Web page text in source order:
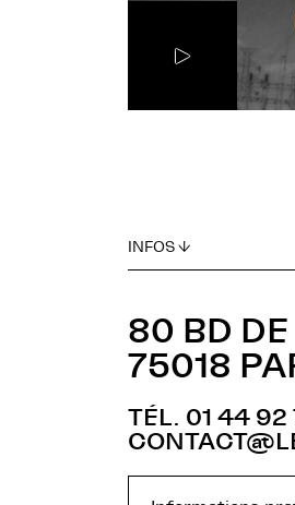
INFOS ↓
80 BD
75018
TÉL. 01 44 92